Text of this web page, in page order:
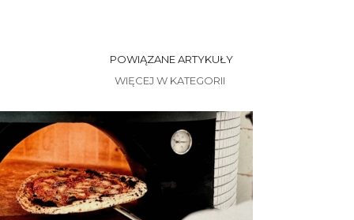
POWIĄZANE ARTYKUŁY
WIĘCEJ W KATEGORII